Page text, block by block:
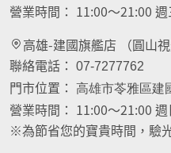
營業時間： 11:00～21:00
高雄-建國旗艦店 （圓山視
聯絡電話：
07-7277762
門市位置： 高雄市苓雅區建
營業時間： 11:00～21:00
※為節省您的寶貴時間，驗